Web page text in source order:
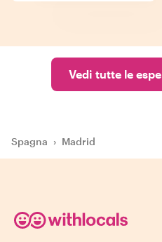
Vedi tutte le
Spagna › Madrid